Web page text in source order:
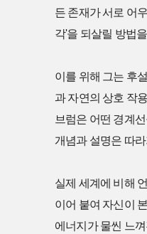
든 존재가 서로 어
각'을 되살릴 방법
이를 위해 그는 후
과 자연의 상호 작
브럼은 어떤 경계
개념과 설명은 따
실제 세계에 비해
이어 붙여 자신이
에너지가 물씬 느